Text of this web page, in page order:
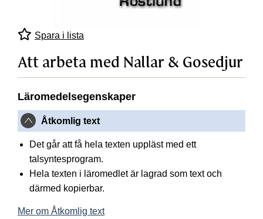
Spara i lista
Att arbeta med Nallar & Gosedjur
Läromedelsegenskaper
Åtkomlig text
Det går att få hela texten uppläst med ett
talsyntesprogram.
Hela texten i läromedlet är lagrad som text och
därmed kopierbar.
Mer om Åtkomlig text